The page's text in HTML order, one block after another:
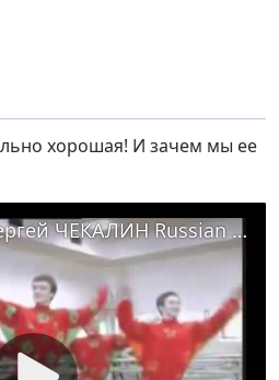
хорошая! И зачем мы ее
Рашен Дэнс. Сергей ЧЕКАЛИН Russian dance. Sergey Chekalin 俄罗斯舞蹈。谢尔盖·切卡林 الرقص الروسية